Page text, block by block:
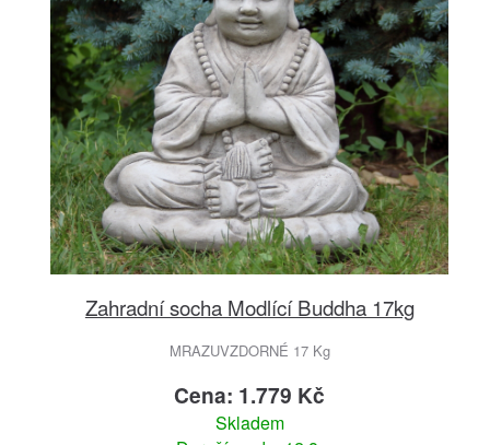
Zahradní socha Modlící Buddha 17kg
MRAZUVZDORNÉ 17 Kg
Cena: 1.779 Kč
Skladem